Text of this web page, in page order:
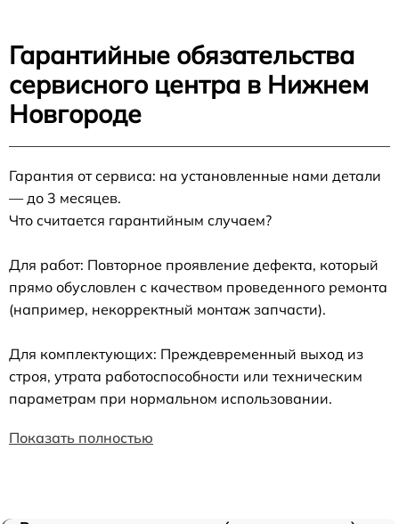
Гарантийные обязательства
сервисного центра в Нижнем
Новгороде
Гарантия от сервиса: на установленные нами детали
— до 3 месяцев.
Что считается гарантийным случаем?
Для работ: Повторное проявление дефекта, который
прямо обусловлен с качеством проведенного ремонта
(например, некорректный монтаж запчасти).
Для комплектующих: Преждевременный выход из
строя, утрата работоспособности или техническим
параметрам при нормальном использовании.
Показать полностью